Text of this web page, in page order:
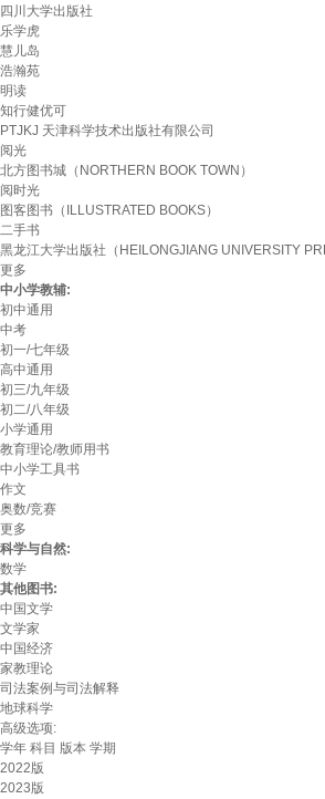
四川大学出版社
乐学虎
慧儿岛
浩瀚苑
明读
知行健优可
PTJKJ 天津科学技术出版社有限公司
阅光
北方图书城（NORTHERN BOOK TOWN）
阅时光
图客图书（ILLUSTRATED BOOKS）
二手书
黑龙江大学出版社（HEILONGJIANG UNIVERSITY
更多
中小学教辅:
初中通用
中考
初一/七年级
高中通用
初三/九年级
初二/八年级
小学通用
教育理论/教师用书
中小学工具书
作文
奥数/竞赛
更多
科学与自然:
数学
其他图书:
中国文学
文学家
中国经济
家教理论
司法案例与司法解释
地球科学
高级选项:
学年 科目 版本 学期
2022版
2023版